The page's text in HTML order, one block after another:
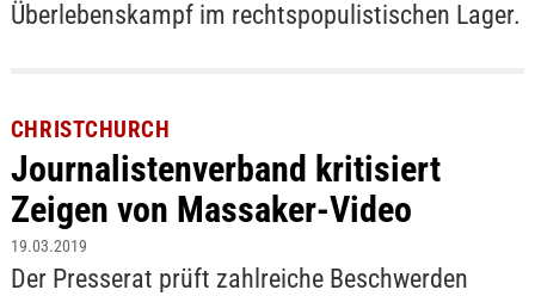
Überlebenskampf im rechtspopulistischen Lager.
CHRISTCHURCH
Journalistenverband kritisiert
Zeigen von Massaker-Video
19.03.2019
Der Presserat prüft zahlreiche Beschwerden